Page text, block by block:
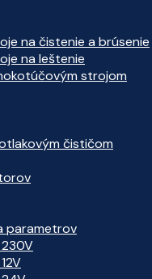
na čistenie a brúsenie
na leštenie
strojom
čističom
parametrov